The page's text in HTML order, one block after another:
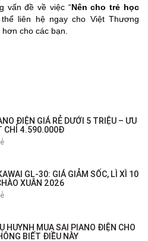
vấn đề về việc “Nên cho trẻ học
liên hệ ngay cho Việt Thương
cho các bạn.
ĐIỆN GIÁ RẺ DƯỚI 5 TRIỆU – ƯU
CHỈ 4.590.000Đ
GL-30: GIÁ GIẢM SỐC, LÌ XÌ 10
XUÂN 2026
HUYNH MUA SAI PIANO ĐIỆN CHO
BIẾT ĐIỀU NÀY